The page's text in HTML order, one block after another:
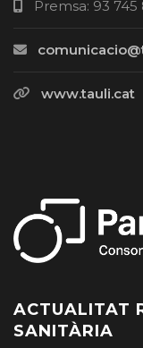
Premsa: 93 745
www.tauli.cat
ACTUALITAT
SANITÀRIA